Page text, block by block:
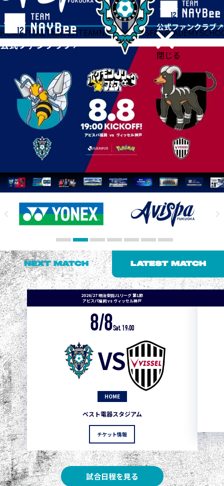
閉じる
HOMETICKETMATCHTEAMNEWSGOODSFANACADEMY
NEXT MATCH LATEST MATCH
2026/27 明治安田J1リーグ 第1節
アビスパ福岡 vs ヴィッセル神戸
8/8Sat. 19:00
VS
HOME
ベスト電器スタジアム
チケット情報
試合日程を見る